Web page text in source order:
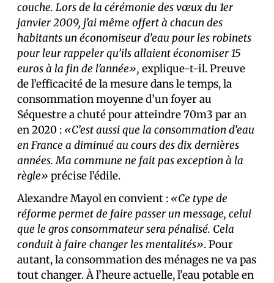
couche. Lors de la cérémonie des vœux du 1er
janvier 2009, j’ai même offert à chacun des
habitants un économiseur d’eau pour les robinets
pour leur rappeler qu’ils allaient économiser 15
euros à la fin de l’année», explique-t-il. Preuve
de l’efficacité de la mesure dans le temps, la
consommation moyenne d’un foyer au
Séquestre a chuté pour atteindre 70m3 par an
en 2020 : «C’est aussi que la consommation d’eau
en France a diminué au cours des dix dernières
années. Ma commune ne fait pas exception à la
règle» précise l’édile.
Alexandre Mayol en convient : «Ce type de
réforme permet de faire passer un message, celui
que le gros consommateur sera pénalisé. Cela
conduit à faire changer les mentalités». Pour
autant, la consommation des ménages ne va pas
tout changer. À l’heure actuelle, l’eau potable en